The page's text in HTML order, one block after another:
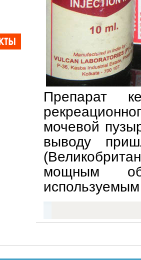
Препарат
мочевой
выводу
мощным
используемым